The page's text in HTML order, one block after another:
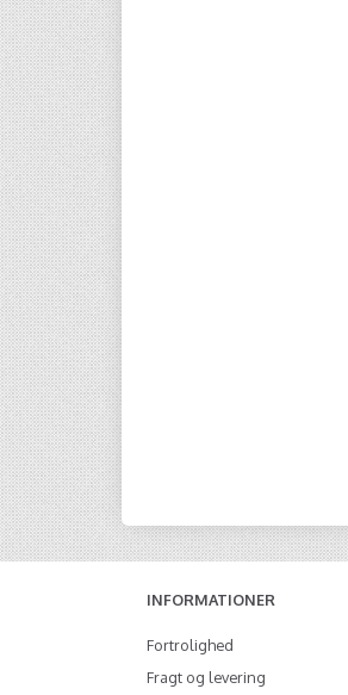
INFORMATIONER
Fortrolighed
Fragt og levering